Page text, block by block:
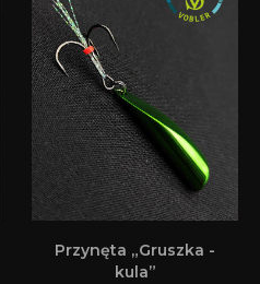
Przynęta „Gruszka -
kula”